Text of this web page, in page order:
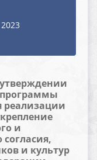
2023
реализации
и
и культур